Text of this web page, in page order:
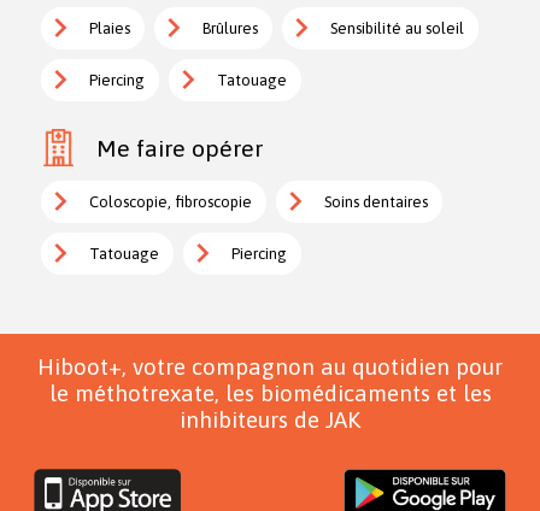
Plaies Brûlures Sensibilité au soleil
Piercing Tatouage
Me faire opérer
Coloscopie, fibroscopie Soins dentaires
Tatouage Piercing
Hiboot+, votre compagnon au quotidien pour
le méthotrexate, les biomédicaments et les
inhibiteurs de JAK